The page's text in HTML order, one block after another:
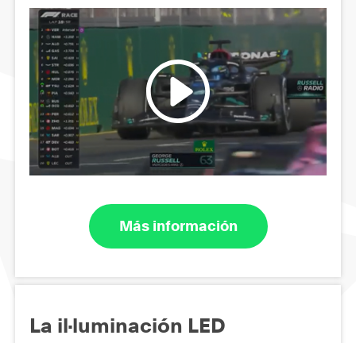
Más información
La il·luminación LED